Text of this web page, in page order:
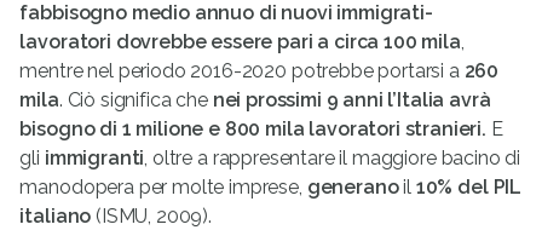
fabbisogno medio annuo di nuovi immigrati-
lavoratori dovrebbe essere pari a circa 100 mila,
mentre nel periodo 2016-2020 potrebbe portarsi a 260
mila. Ciò significa che nei prossimi 9 anni l’Italia avrà
bisogno di 1 milione e 800 mila lavoratori stranieri. E
gli immigranti, oltre a rappresentare il maggiore bacino di
manodopera per molte imprese, generanoil 10% del PIL
italiano (ISMU, 2009).